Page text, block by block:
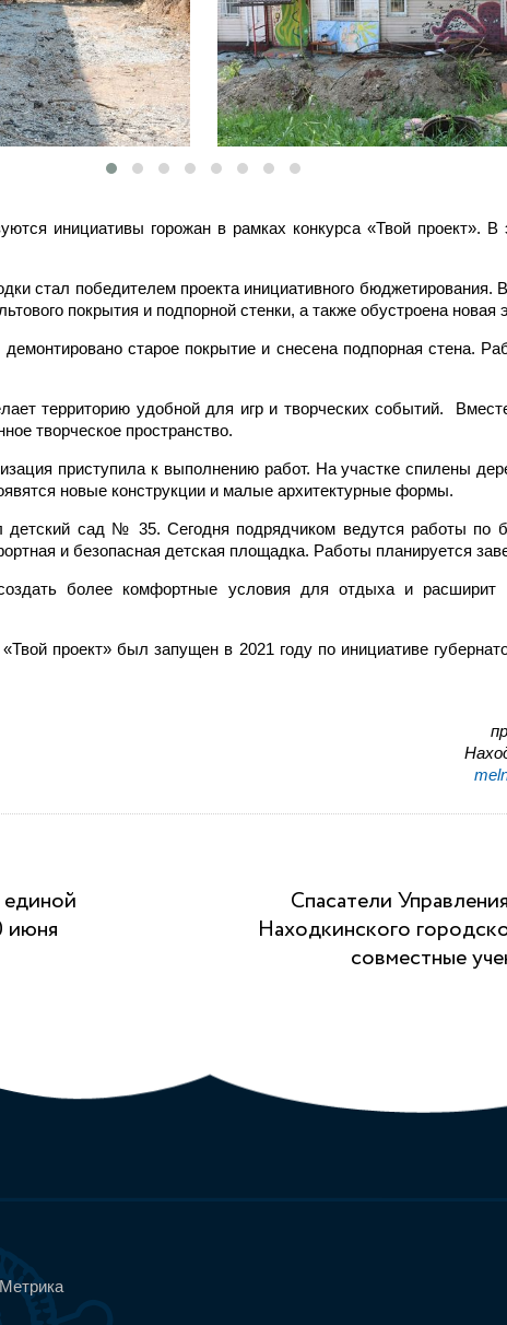
инициативы горожан в рамках конкурса «Твой проект».
стал победителем проекта инициативного бюджетирования.
покрытия и подпорной стенки, а также обустроена новая
старое покрытие и снесена подпорная стена.
территорию удобной для игр и творческих событий.
творческое пространство.
приступила к выполнению работ. На участке спилены
новые конструкции и малые архитектурные формы.
сад № 35. Сегодня подрядчиком ведутся работы по
и безопасная детская площадка. Работы планируется
более комфортные условия для отдыха и расширит
проект» был запущен в 2021 году по инициативе
июня
Спасатели
Находкинского
совместные